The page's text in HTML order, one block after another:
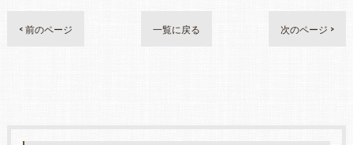
< 前のページ 一覧に戻る 次のページ >